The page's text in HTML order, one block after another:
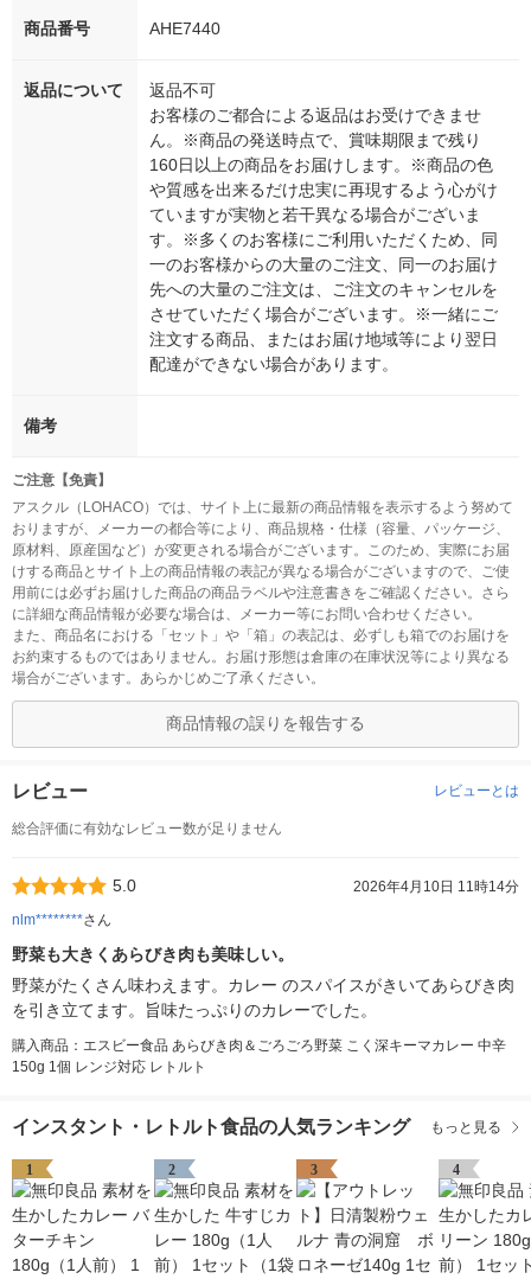
商品番号 AHE7440
返品について
返品不可
お客様のご都合による返品はお受けできませ
ん。※商品の発送時点で、賞味期限まで残り
160日以上の商品をお届けします。※商品の色
や質感を出来るだけ忠実に再現するよう心がけ
ていますが実物と若干異なる場合がございま
す。※多くのお客様にご利用いただくため、同
一のお客様からの大量のご注文、同一のお届け
先への大量のご注文は、ご注文のキャンセルを
させていただく場合がございます。※一緒にご
注文する商品、またはお届け地域等により翌日
配達ができない場合があります。
備考
ご注意【免責】
アスクル（LOHACO）では、サイト上に最新の商品情報を表示するよう努めて
おりますが、メーカーの都合等により、商品規格・仕様（容量、パッケージ、
原材料、原産国など）が変更される場合がございます。このため、実際にお届
けする商品とサイト上の商品情報の表記が異なる場合がございますので、ご使
用前には必ずお届けした商品の商品ラベルや注意書きをご確認ください。さら
に詳細な商品情報が必要な場合は、メーカー等にお問い合わせください。
また、商品名における「セット」や「箱」の表記は、必ずしも箱でのお届けを
お約束するものではありません。お届け形態は倉庫の在庫状況等により異なる
場合がございます。あらかじめご了承ください。
商品情報の誤りを報告する
レビュー レビューとは
総合評価に有効なレビュー数が足りません
5.0
2026年4月10日 11時14分
nlm********さん
野菜も大きくあらびき肉も美味しい。
野菜がたくさん味わえます。カレー のスパイスがきいてあらびき肉
を引き立てます。旨味たっぷりのカレーでした。
購入商品：エスビー食品 あらびき肉＆ごろごろ野菜 こく深キーマカレー 中辛
150g 1個 レンジ対応 レトルト
インスタント・レトルト食品の人気ランキング もっと見る
1 2 3 4